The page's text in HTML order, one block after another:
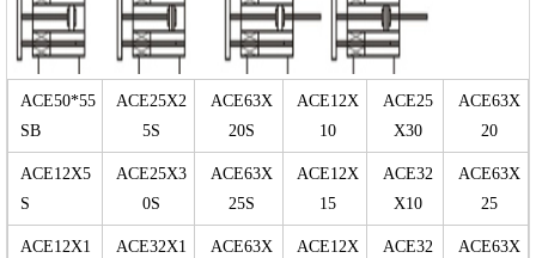
ACE50*55
SB
ACE25X2
5S
ACE63X
20S
ACE12X
10
ACE25
X30
ACE63X
20
ACE12X5
S
ACE25X3
0S
ACE63X
25S
ACE12X
15
ACE32
X10
ACE63X
25
ACE12X1
ACE32X1
ACE63X
ACE12X
ACE32
ACE63X